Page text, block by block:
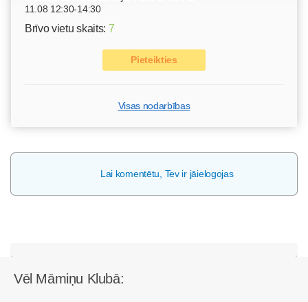
11.08 12:30-14:30
Brīvo vietu skaits: 7
Pieteikties
Visas nodarbības
Lai komentētu, Tev ir jāielogojas
Vēl Māmiņu Klubā: